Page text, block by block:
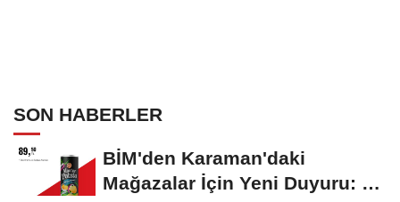
SON HABERLER
BİM'den Karaman'daki
Mağazalar İçin Yeni Duyuru: 11